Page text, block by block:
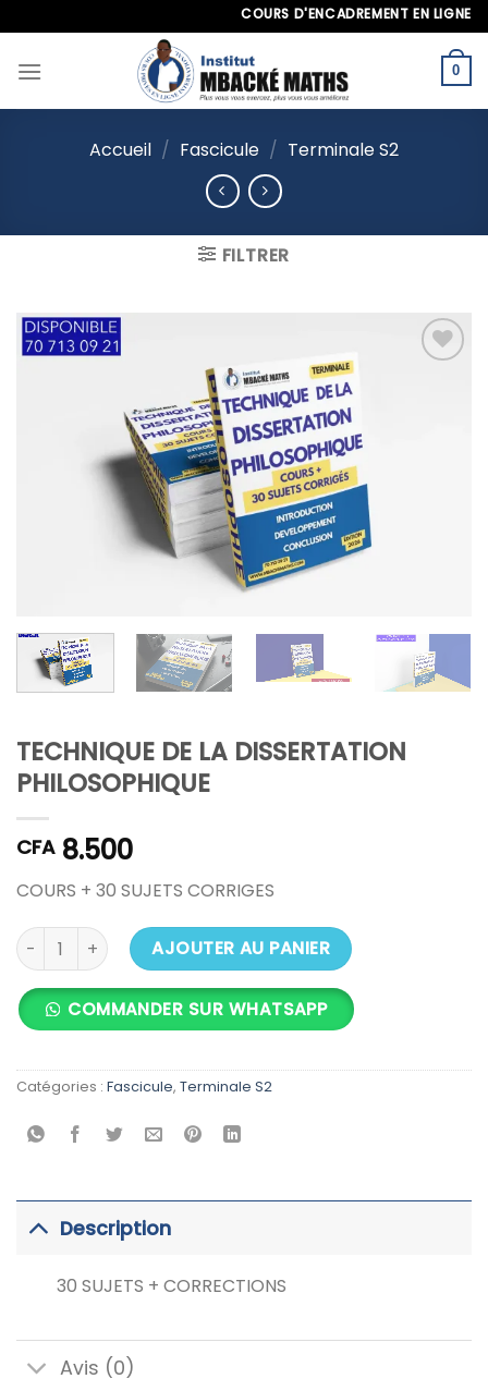
to
content
COURS D'ENCADREMENT EN LIGNE À
0
Accueil / Fascicule / Terminale S2
FILTRER
TECHNIQUE DE LA DISSERTATION
PHILOSOPHIQUE
CFA 8.500
COURS + 30 SUJETS CORRIGES
quantité de TECHNIQUE DE LA DISSERTATION
AJOUTER AU PANIER
COMMANDER SUR WHATSAPP
Catégories : Fascicule, Terminale S2
Description
30 SUJETS + CORRECTIONS
Avis (0)